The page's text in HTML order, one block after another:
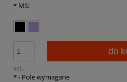
* MS:
szt.
do
*- Pole wymagane